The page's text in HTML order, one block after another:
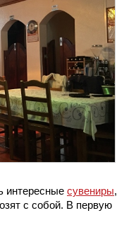
интересные сувениры,
с собой. В первую